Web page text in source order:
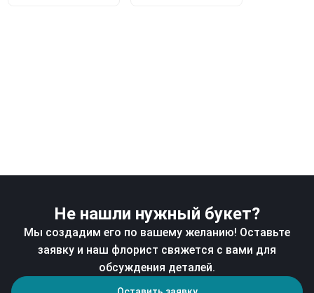
Не нашли нужный букет?
Мы создадим его по вашему желанию! Оставьте
заявку и наш флорист свяжется с вами для
обсуждения деталей.